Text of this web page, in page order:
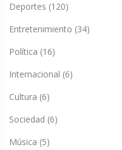
Deportes (120)
Entretenimiento (34)
Política (16)
Internacional (6)
Cultura (6)
Sociedad (6)
Música (5)